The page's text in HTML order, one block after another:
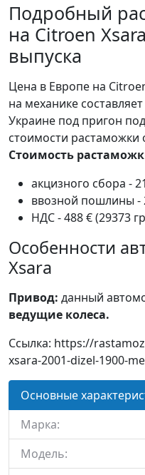
Подробный
на Citroen
выпуска
Цена в Европе на
на механике
Украине под пригон
стоимости растаможки
Стоимость
акцизного сбора -
ввозной пошлины -
НДС - 488 € (29373
Особенности
Xsara
Привод: данный
ведущие колеса.
Ссылка: https://
xsara-2001-dizel-1900-
Основные
Марка:
Модель: